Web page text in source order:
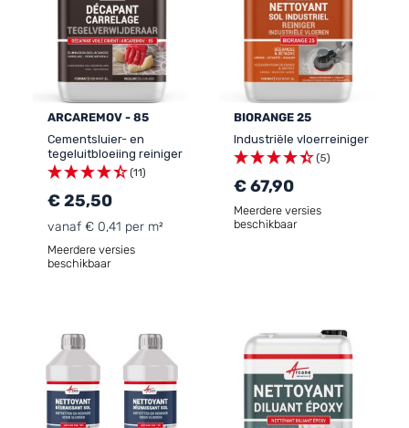
ARCAREMOV - 85
Cementsluier- en
tegeluitbloeiing reiniger
(11)
€ 25,50
vanaf € 0,41 per m²
Meerdere versies
beschikbaar
BIORANGE 25
Industriële vloerreiniger
(5)
€ 67,90
Meerdere versies
beschikbaar